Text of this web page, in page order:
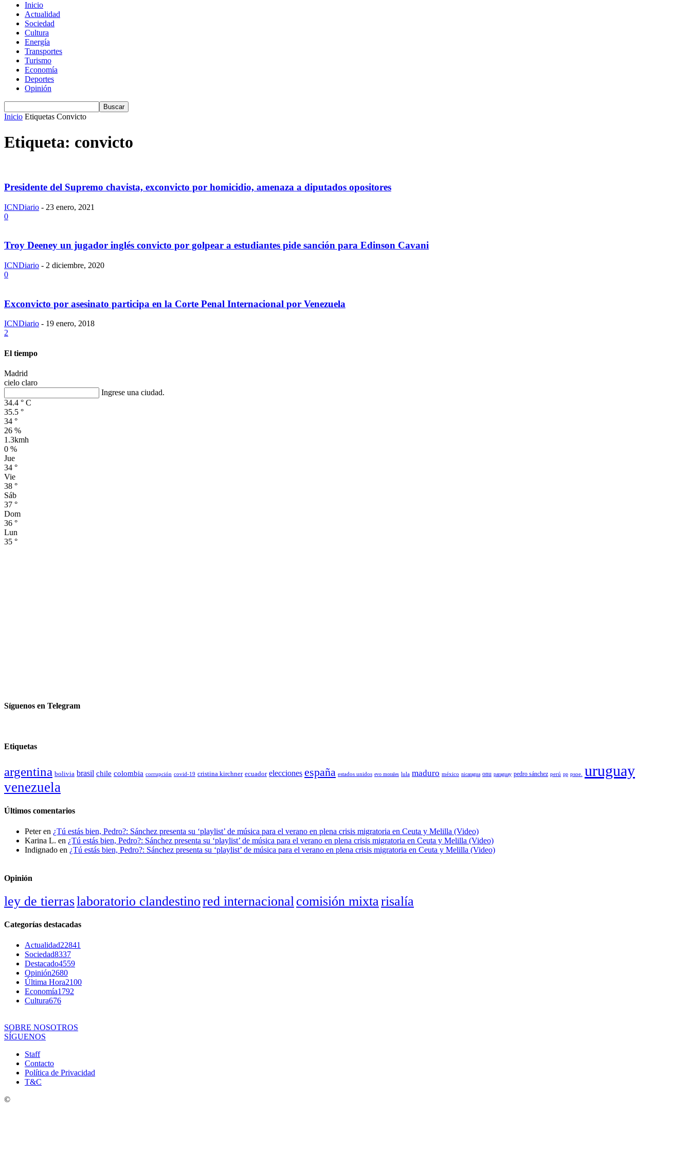
Inicio
Actualidad
Sociedad
Cultura
Energía
Transportes
Turismo
Economía
Deportes
Opinión
Inicio Etiquetas Convicto
Etiqueta: convicto
Presidente del Supremo chavista, exconvicto por homicidio, amenaza a diputados opositores
ICNDiario - 23 enero, 2021
0
Troy Deeney un jugador inglés convicto por golpear a estudiantes pide sanción para Edinson Cavani
ICNDiario - 2 diciembre, 2020
0
Exconvicto por asesinato participa en la Corte Penal Internacional por Venezuela
ICNDiario - 19 enero, 2018
2
El tiempo
Madrid
cielo claro
Ingrese una ciudad.
34.4 ° C
35.5 °
34 °
26 %
1.3kmh
0 %
Jue
34 °
Vie
38 °
Sáb
37 °
Dom
36 °
Lun
35 °
Síguenos en Telegram
Etiquetas
argentina bolivia brasil chile colombia corrupción covid-19 cristina kirchner ecuador elecciones españa estados unidos evo morales lula maduro méxico nicaragua onu paraguay pedro sánchez perú pp psoe. uruguay
venezuela
Últimos comentarios
Peteren ¿Tú estás bien, Pedro?: Sánchez presenta su ‘playlist’ de música para el verano en plena crisis migratoria en Ceuta y Melilla (Video)
Karina L. en ¿Tú estás bien, Pedro?: Sánchez presenta su ‘playlist’ de música para el verano en plena crisis migratoria en Ceuta y Melilla (Video)
Indignado en ¿Tú estás bien, Pedro?: Sánchez presenta su ‘playlist’ de música para el verano en plena crisis migratoria en Ceuta y Melilla (Video)
Opinión
ley de tierraslaboratorio clandestinored internacionalcomisión mixtarisalía
Categorías destacadas
Actualidad22841
Sociedad8337
Destacado4559
Opinión2680
Última Hora2100
Economía1792
Cultura676
SOBRE NOSOTROS
SÍGUENOS
Staff
Contacto
Política de Privacidad
T&C
©